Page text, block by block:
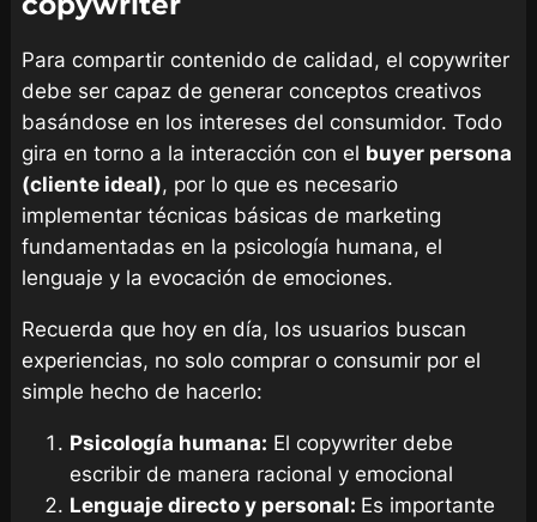
Para compartir contenido de calidad, el copywriter
debe ser capaz de generar conceptos creativos
basándose en los intereses del consumidor. Todo
gira en torno a la interacción con el buyer persona
(cliente ideal), por lo que es necesario
implementar técnicas básicas de marketing
fundamentadas en la psicología humana, el
lenguaje y la evocación de emociones.
Recuerda que hoy en día, los usuarios buscan
experiencias, no solo comprar o consumir por el
simple hecho de hacerlo:
Psicología humana: El copywriter debe
escribir de manera racional y emocional
Lenguaje directo y personal: Es importante